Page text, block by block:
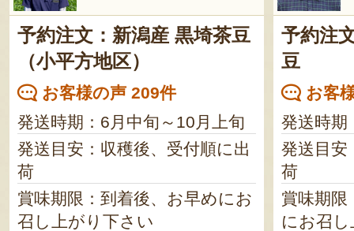
予約注文：新潟産 黒埼茶豆
（小平方地区）
お客様の声 209件
発送時期：6月中旬～10月上旬
発送目安：収穫後、受付順に出
荷
賞味期限：到着後、お早めにお
召し上がり下さい
予約注
豆
お客
発送時期
発送目安
荷
賞味期限
にお召